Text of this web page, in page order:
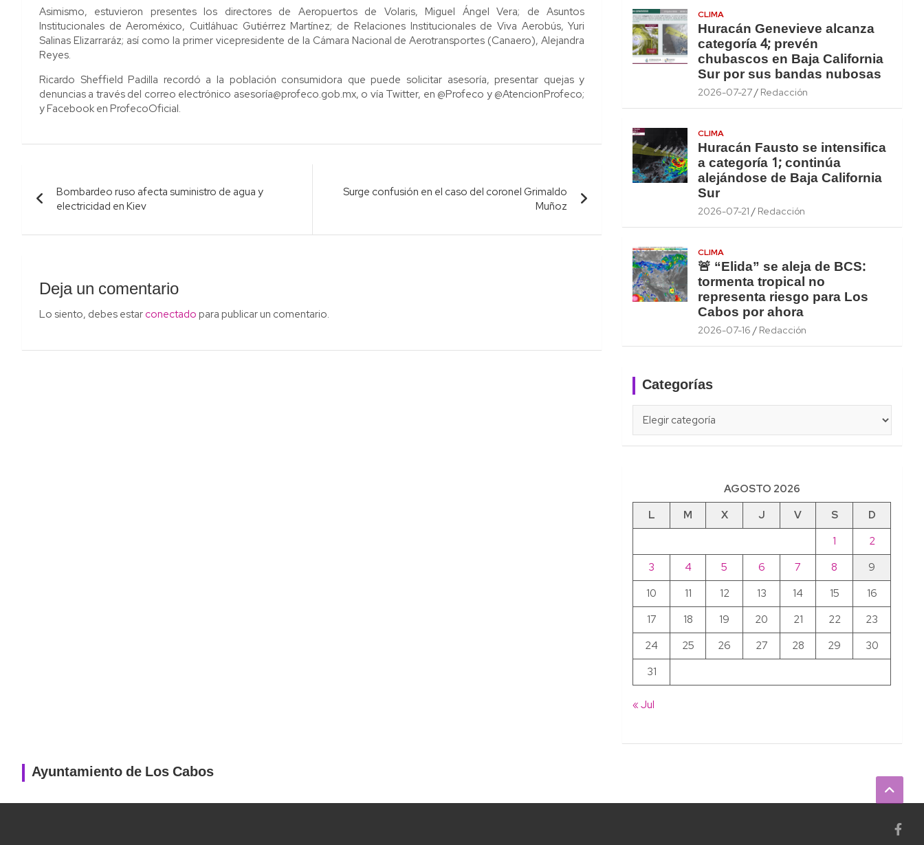
Asimismo, estuvieron presentes los directores de Aeropuertos de Volaris, Miguel Ángel Vera; de Asuntos
Institucionales de Aeroméxico, Cuitláhuac Gutiérrez Martínez; de Relaciones Institucionales de Viva Aerobús, Yuri
Salinas Elizarraráz; así como la primer vicepresidente de la Cámara Nacional de Aerotransportes (Canaero), Alejandra
Reyes.
Ricardo Sheffield Padilla recordó a la población consumidora que puede solicitar asesoría, presentar quejas y
denuncias a través del correo electrónico asesoría@profeco.gob.mx, o vía Twitter, en @Profeco y @AtencionProfeco;
y Facebook en ProfecoOficial.
Navegación
de
entradas
Bombardeo ruso afecta suministro de agua y
electricidad en Kiev
Surge confusión en el caso del coronel Grimaldo
Muñoz
Deja un comentario
Lo siento, debes estar conectado para publicar un comentario.
CLIMA
Huracán Genevieve alcanza
categoría 4; prevén
chubascos en Baja California
Sur por sus bandas nubosas
2026-07-27 Redacción
CLIMA
Huracán Fausto se intensifica
a categoría 1; continúa
alejándose de Baja California
Sur
2026-07-21 Redacción
CLIMA
🚨 “Elida” se aleja de BCS:
tormenta tropical no
representa riesgo para Los
Cabos por ahora
2026-07-16 Redacción
Categorías
AGOSTO 2026
L
M X J V S
D
1
2
3
4 5 6 7 8
9
10
11 12 13 14 15
16
17
18 19 20 21 22
23
24
25 26 27 28 29
30
31
« Jul
Ayuntamiento de Los Cabos